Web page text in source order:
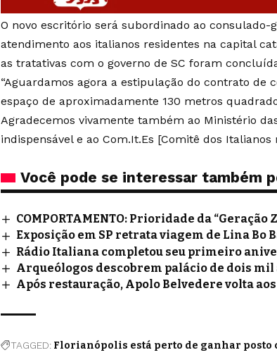
O novo escritório será subordinado ao consulado-
atendimento aos italianos residentes na capital
as tratativas com o governo de SC foram
“Aguardamos agora a estipulação do contrato
espaço de aproximadamente 130 metros
Agradecemos vivamente também ao Ministério
indispensável e ao Com.It.Es [Comitê dos
Você pode se interessar também
COMPORTAMENTO: Prioridade da
Exposição em SP retrata viagem de Lina Bo
Rádio Italiana completou seu primeiro
Arqueólogos descobrem palácio de dois mil
Após restauração, Apolo Belvedere volta
TAGGED: Florianópolis está perto de ganhar